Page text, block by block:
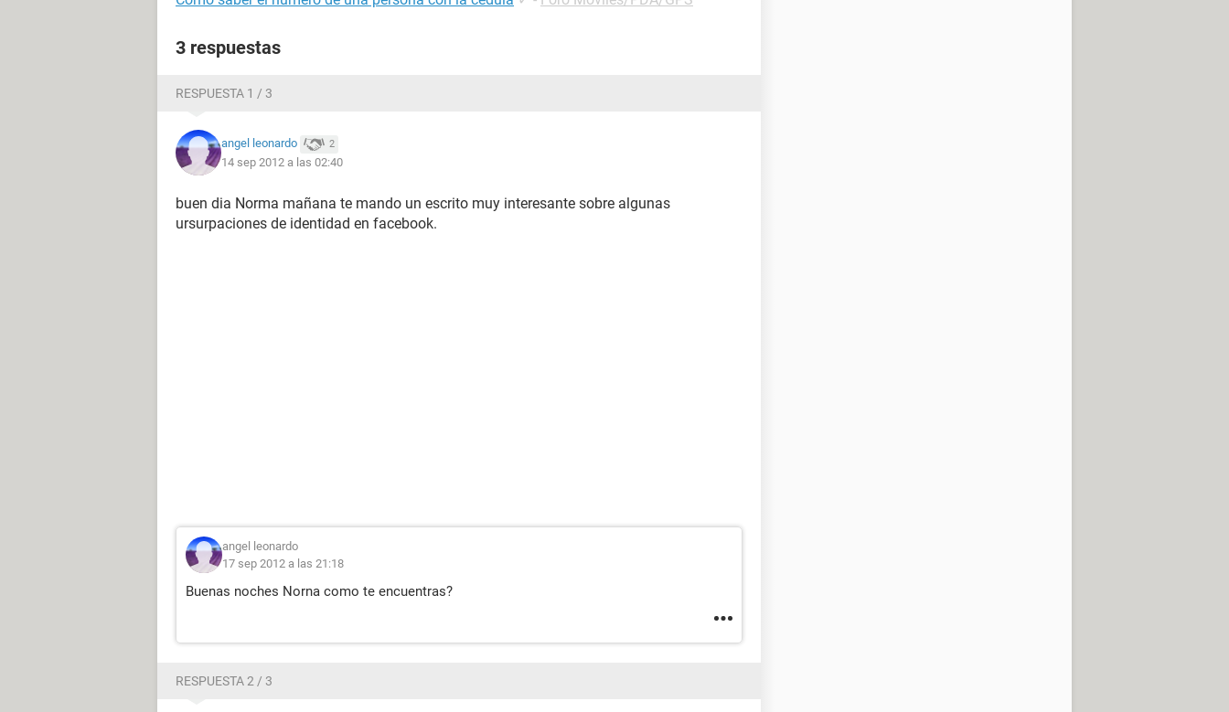
3 respuestas
RESPUESTA 1 / 3
angel leonardo 2
14 sep 2012 a las 02:40
buen dia Norma mañana te mando un escrito muy interesante sobre algunas
ursurpaciones de identidad en facebook.
angel leonardo
17 sep 2012 a las 21:18
Buenas noches Norna como te encuentras?
RESPUESTA 2 / 3